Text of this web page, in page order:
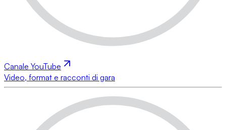
Canale YouTube
Video, format e racconti di gara